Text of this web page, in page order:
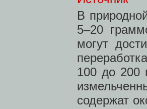
В
5–20
могут
100 до 200
содержат